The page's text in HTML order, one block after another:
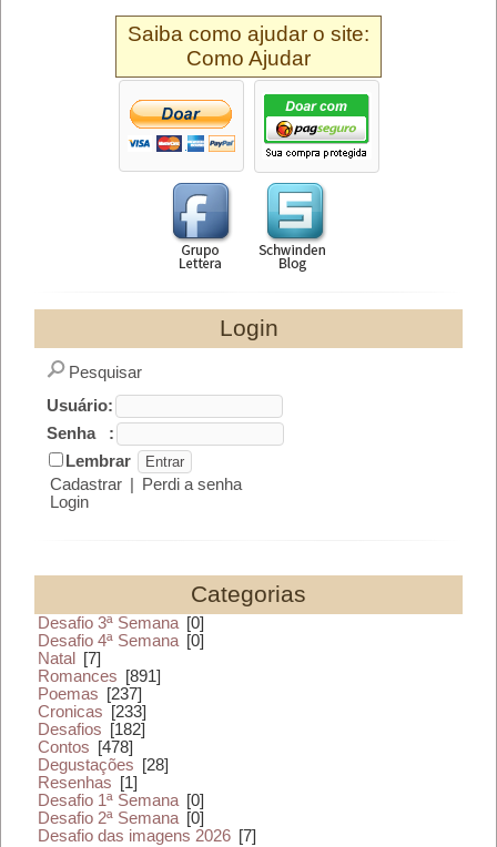
Saiba como ajudar o site:
Como Ajudar
Login
Pesquisar
Usuário:
Senha :
Lembrar
Cadastrar
Perdi a senha
Login
Categorias
Desafio 3ª Semana [0]
Desafio 4ª Semana [0]
Natal
[7]
Romances
[891]
Poemas
[237]
Cronicas
[233]
Desafios
[182]
Contos
[478]
Degustações
[28]
Resenhas
[1]
Desafio 1ª Semana [0]
Desafio 2ª Semana [0]
Desafio das imagens 2026 [7]